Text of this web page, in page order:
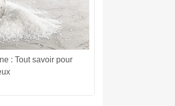
: Tout savoir pour